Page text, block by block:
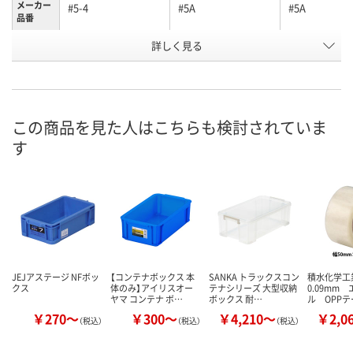
メーカー
品番
#5-4 #5A #5A
イエロー イエロー
号
お届け日
カゴへ カゴへ カ
詳しく見る
この商品を見た人はこちらも検討されていま
す
JEJアステージ NFボッ
クス
￥270～（税込）
【コンテナボックス 本
体のみ】アイリスオー
ヤマ コンテナ ボ…
￥300～（税込）
SANKA トラックスコン
テナシリーズ 大型収納
ボックス 耐…
￥4,210～（税込）
積水化学
0.09mm
ル OPP
￥